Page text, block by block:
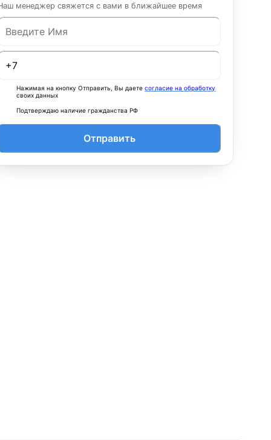
менеджер свяжется с вами в ближайшее время
Нажимая на кнопку Отправить, Вы даетесогласие на обработку
своих данных
Подтверждаю наличие гражданства РФ
Отправить